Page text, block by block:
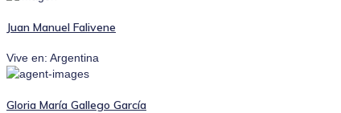
Juan Manuel Falivene
Vive en: Argentina
Gloria María Gallego García